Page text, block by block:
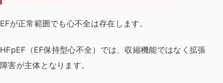
EFが正常範囲でも心不全は存在します。
HFpEF（EF保持型心不全）では、 収縮機能ではなく拡張
障害が主体となります。